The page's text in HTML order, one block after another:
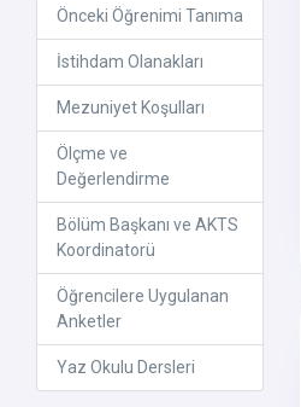
Önceki Öğrenimi Tanıma
İstihdam Olanakları
Mezuniyet Koşulları
Ölçme ve
Değerlendirme
Bölüm Başkanı ve AKTS
Koordinatorü
Öğrencilere Uygulanan
Anketler
Yaz Okulu Dersleri